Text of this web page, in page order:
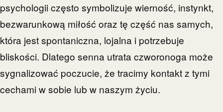
psychologii często symbolizuje wierność, instynkt,
bezwarunkową miłość oraz tę część nas samych,
która jest spontaniczna, lojalna i potrzebuje
bliskości. Dlatego senna utrata czworonoga może
sygnalizować poczucie, że tracimy kontakt z tymi
cechami w sobie lub w naszym życiu.